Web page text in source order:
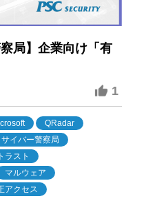
局】企業向け「有
1
QRadar
サイバー警察局
ラスト
マルウェア
アクセス